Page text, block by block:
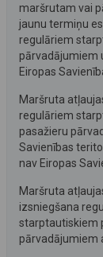
maršrutam vai
jaunu termiņu
regulāriem
pārvadājumiem
Eiropas
Maršruta
regulāriem
pasažieru
Savienības
nav Eiropas
Maršruta
izsniegšana
starptautiskiem
pārvadājumiem